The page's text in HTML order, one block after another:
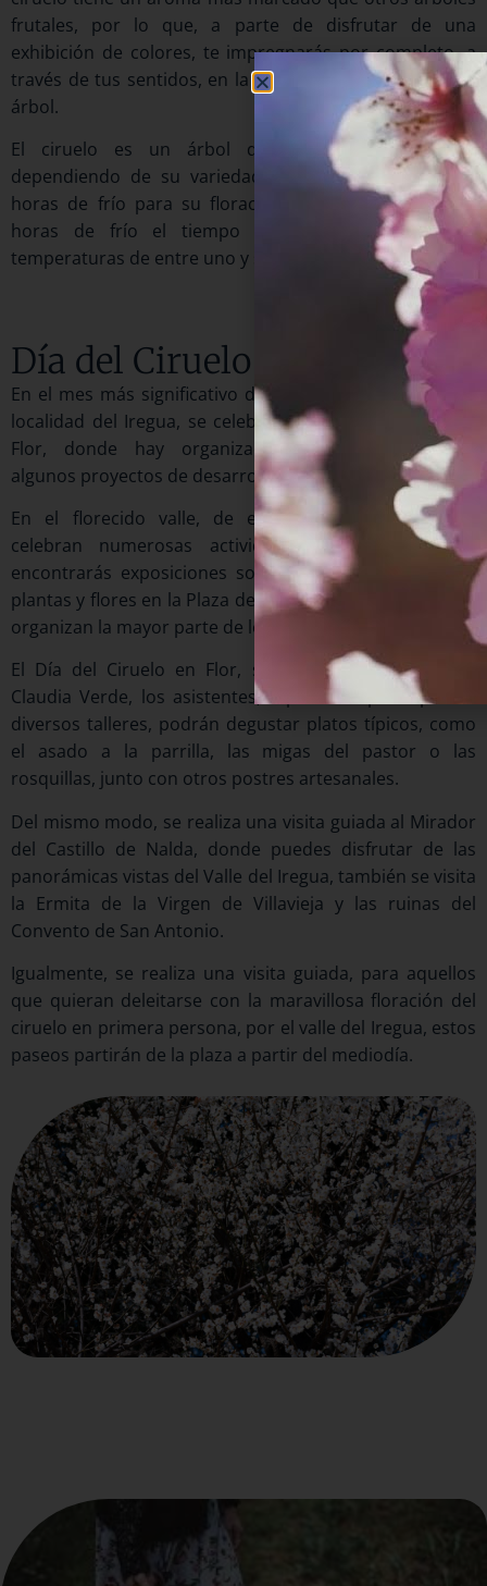
frutales, por lo que, a parte de disfrutar de una
exhibición de colores, te impregnarás por completo, a
través de tus sentidos, en la floración de este hermoso
árbol.
El ciruelo es un árbol de hoja caducifolia que,
dependiendo de su variedad, necesita más o menos
horas de frío para su floración, entendiéndose como
horas de frío el tiempo que pasen expuestos a
temperaturas de entre uno y seis grados centígrados.
Día del Ciruelo en Flor
En el mes más significativo de la primavera, abril, en la
localidad del Iregua, se celebra la Fiesta del Ciruelo en
Flor, donde hay organizados eventos mostrando
algunos proyectos de desarrollo en el medio rural.
En el florecido valle, de esta localidad riojana, se
celebran numerosas actividades, entre las cuales
encontrarás exposiciones sobre el ciruelo o venta de
plantas y flores en la Plaza de la Tela de Nalda, donde se
organizan la mayor parte de los eventos comerciales.
El Día del Ciruelo en Flor, se celebra en honor a la
Claudia Verde, los asistentes, a parte de participar en
diversos talleres, podrán degustar platos típicos, como
el asado a la parrilla, las migas del pastor o las
rosquillas, junto con otros postres artesanales.
Del mismo modo, se realiza una visita guiada al Mirador
del Castillo de Nalda, donde puedes disfrutar de las
panorámicas vistas del Valle del Iregua, también se visita
la Ermita de la Virgen de Villavieja y las ruinas del
Convento de San Antonio.
Igualmente, se realiza una visita guiada, para aquellos
que quieran deleitarse con la maravillosa floración del
ciruelo en primera persona, por el valle del Iregua, estos
paseos partirán de la plaza a partir del mediodía.